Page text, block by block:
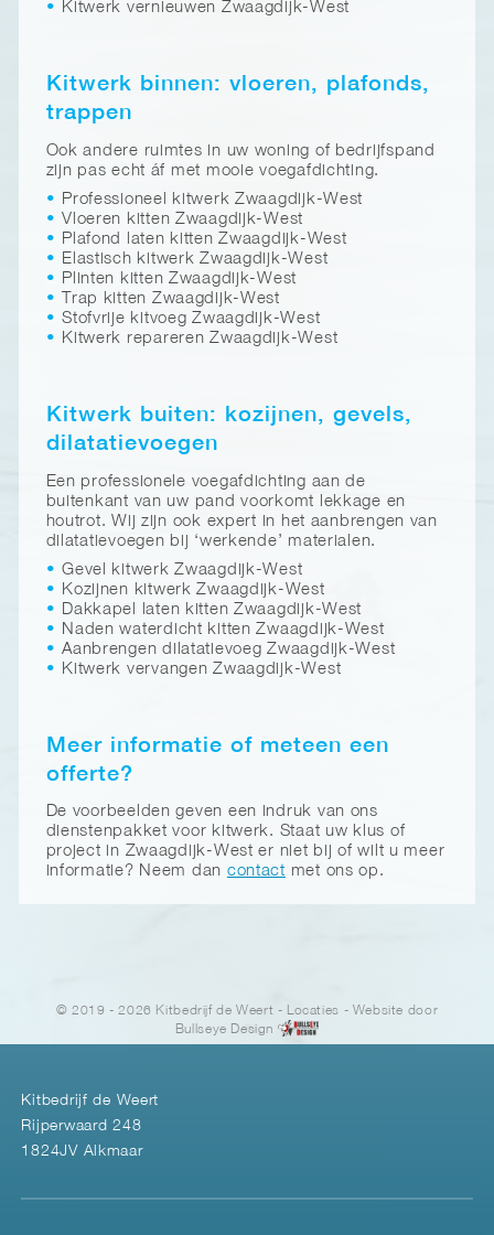
Kitwerk vernieuwen Zwaagdijk-West
Kitwerk binnen: vloeren, plafonds,
trappen
Ook andere ruimtes in uw woning of bedrijfspand
zijn pas echt áf met mooie voegafdichting.
Professioneel kitwerk Zwaagdijk-West
Vloeren kitten Zwaagdijk-West
Plafond laten kitten Zwaagdijk-West
Elastisch kitwerk Zwaagdijk-West
Plinten kitten Zwaagdijk-West
Trap kitten Zwaagdijk-West
Stofvrije kitvoeg Zwaagdijk-West
Kitwerk repareren Zwaagdijk-West
Kitwerk buiten: kozijnen, gevels,
dilatatievoegen
Een professionele voegafdichting aan de
buitenkant van uw pand voorkomt lekkage en
houtrot. Wij zijn ook expert in het aanbrengen van
dilatatievoegen bij ‘werkende’ materialen.
Gevel kitwerk Zwaagdijk-West
Kozijnen kitwerk Zwaagdijk-West
Dakkapel laten kitten Zwaagdijk-West
Naden waterdicht kitten Zwaagdijk-West
Aanbrengen dilatatievoeg Zwaagdijk-West
Kitwerk vervangen Zwaagdijk-West
Meer informatie of meteen een
offerte?
De voorbeelden geven een indruk van ons
dienstenpakket voor kitwerk. Staat uw klus of
project in Zwaagdijk-West er niet bij of wilt u meer
informatie? Neem dan contact met ons op.
© 2019 - 2026 Kitbedrijf de Weert - Locaties - Website door
Bullseye Design
Kitbedrijf de Weert
Rijperwaard 248
1824JV Alkmaar